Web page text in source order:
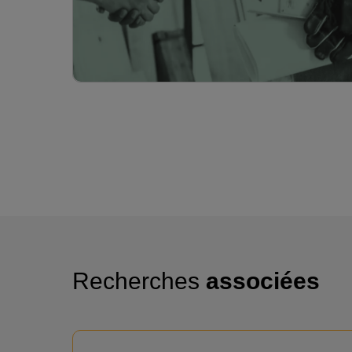
Recherches associées